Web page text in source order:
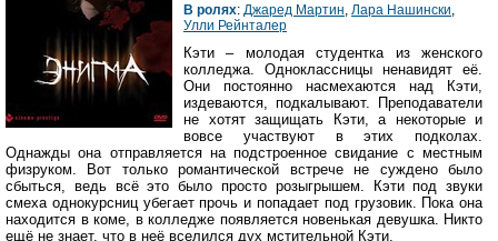
В ролях: Джаред Мартин Лара Нашински
Улли Рейнталер
Кэти – молодая студентка из женского
колледжа. Одноклассницы ненавидят её.
Они постоянно насмехаются над Кэти,
издеваются, подкалывают. Преподаватели
не хотят защищать Кэти, а некоторые и
вовсе участвуют в этих подколах.
Однажды она отправляется на подстроенное свидание с местным
физруком. Вот только романтической встрече не суждено было
сбыться, ведь всё это было просто розыгрышем. Кэти под звуки
смеха однокурсниц убегает прочь и попадает под грузовик. Пока она
находится в коме, в колледже появляется новенькая девушка. Никто
ещё не знает, что в неё вселился дух мстительной Кэти.